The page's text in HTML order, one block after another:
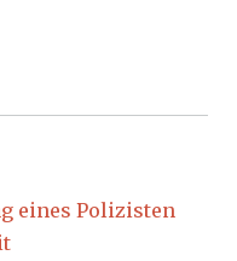
eines Polizisten